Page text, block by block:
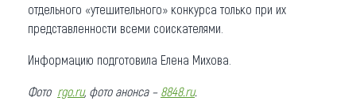
отдельного «утешительного» конкурса только при их
представленности всеми соискателями.
Информацию подготовила Елена Михова.
Фото rgo.ru, фото анонса – 8848.ru.